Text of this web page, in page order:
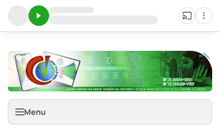
Google Adsense
Menu